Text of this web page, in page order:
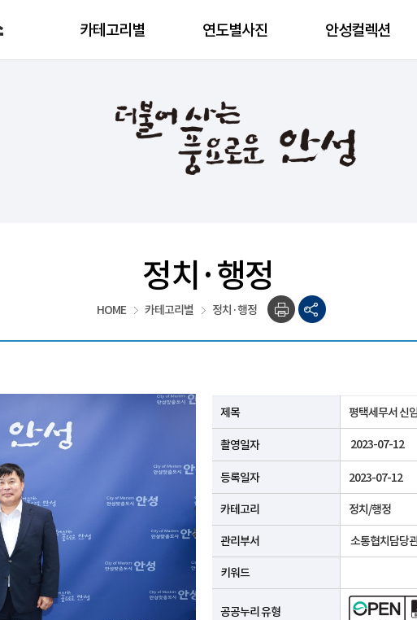
카테고리별 연도별사진 안성컬렉션
정치·행정
HOME 카테고리별 정치·행정
제목 평택세무서 신
촬영일자 2023-07-12
등록일자 2023-07-12
카테고리 정치/행정
관리부서 소통협치담당
키워드
공공누리 유형